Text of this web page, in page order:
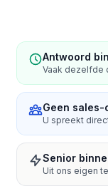
Antwoord
Vaak dezelfde
Geen
U spreekt
Senior
Uit ons eigen